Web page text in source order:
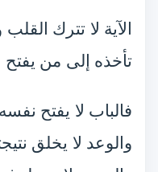
الآية لا تترك
تأخذه إلى من يفتح
فالباب لا يفتح
والوعد لا يخلق